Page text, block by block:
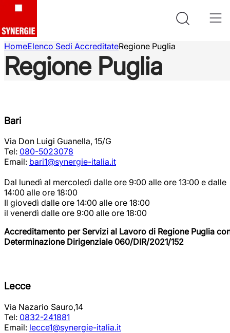
HomeElenco Sedi AccreditateRegione Puglia
Regione Puglia
Bari
Via Don Luigi Guanella, 15/G
Tel: 080-5023078
Email: bari1@synergie-italia.it
Dal lunedì al mercoledì dalle ore 9:00 alle ore 13:00 e dalle
14:00 alle ore 18:00
Il giovedì dalle ore 14:00 alle ore 18:00
il venerdì dalle ore 9:00 alle ore 18:00
Accreditamento per Servizi al Lavoro di Regione Puglia
Determinazione Dirigenziale 060/DIR/2021/152
Lecce
Via Nazario Sauro,14
Tel: 0832-241881
Email: lecce1@synergie-italia.it